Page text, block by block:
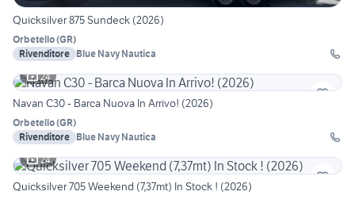
Quicksilver 875 Sundeck (2026)
Orbetello(GR)
Rivenditore Blue Navy Nautica
24
Navan C30 - Barca Nuova In Arrivo! (2026)
Orbetello(GR)
Rivenditore Blue Navy Nautica
24
Quicksilver 705 Weekend (7,37mt) In Stock ! (2026)